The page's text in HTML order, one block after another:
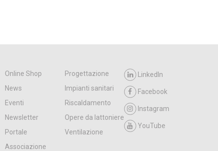
Online Shop
Progettazione
News
Impianti sanitari
Eventi
Riscaldamento
Newsletter
Opere da lattoniere
Portale
Ventilazione
LinkedIn
Facebook
Instagram
YouTube
Associazione